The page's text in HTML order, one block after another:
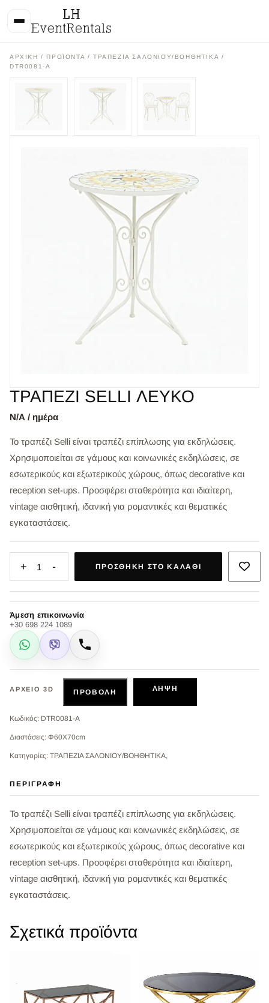
ΑΡΧΙΚΉ / ΠΡΟΪΌΝΤΑ /ΤΡΑΠΕΖΙΑ ΣΑΛΟΝΙΟΥ/ΒΟΗΘΗΤΙΚΑ /
DTR0081-A
ΤΡΑΠΕΖΙ SELLI ΛΕΥΚΟ
Ν/Α / ημέρα
Το τραπέζι Selli είναι τραπέζι επίπλωσης για εκδηλώσεις.
Χρησιμοποιείται σε γάμους και κοινωνικές εκδηλώσεις, σε
εσωτερικούς και εξωτερικούς χώρους, όπως decorative και
reception set-ups. Προσφέρει σταθερότητα και ιδιαίτερη,
vintage αισθητική, ιδανική για ρομαντικές και θεματικές
εγκαταστάσεις.
+ 1 - ΠΡΟΣΘΉΚΗ ΣΤΟ ΚΑΛΆΘΙ
Άμεση επικοινωνία
+30 698 224 1089
WhatsApp
Viber Κλήση
ΑΡΧΕΊΟ 3D ΠΡΟΒΟΛΉ ΛΉΨΗ
Κωδικός: DTR0081-A
Διαστάσεις: Φ60Χ70cm
Κατηγορίες: ΤΡΑΠΕΖΙΑ ΣΑΛΟΝΙΟΥ/ΒΟΗΘΗΤΙΚΑ,
ΠΕΡΙΓΡΑΦΉ
Το τραπέζι Selli είναι τραπέζι επίπλωσης για εκδηλώσεις.
Χρησιμοποιείται σε γάμους και κοινωνικές εκδηλώσεις, σε
εσωτερικούς και εξωτερικούς χώρους, όπως decorative και
reception set-ups. Προσφέρει σταθερότητα και ιδιαίτερη,
vintage αισθητική, ιδανική για ρομαντικές και θεματικές
εγκαταστάσεις.
Σχετικά προϊόντα